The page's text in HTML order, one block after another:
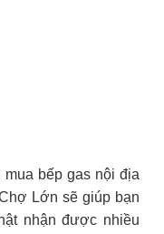
bếp gas nội địa
Lớn sẽ giúp bạn
nhận được nhiều